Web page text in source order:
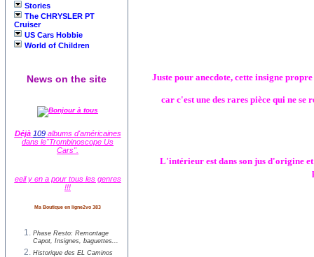
Stories
The CHRYSLER PT
Cruiser
US Cars Hobbie
World of Children
News on the site
Déjà 109albums d'américaines
dans le"Trombinoscope Us
Cars".
eeil y en a pour tous les genres
!!!
Ma Boutique en ligne2vo 383
Phase Resto: Remontage
Capot, Insignes, baguettes...
Historique des EL Caminos
Juste pour anecdote, cette insigne
car c'est une des rares pièce qui ne
L'intérieur est dans son jus d'origine